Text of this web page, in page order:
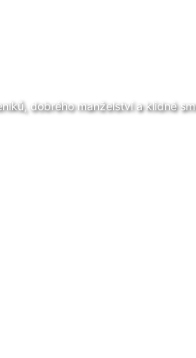
dobrého manželství a klidné